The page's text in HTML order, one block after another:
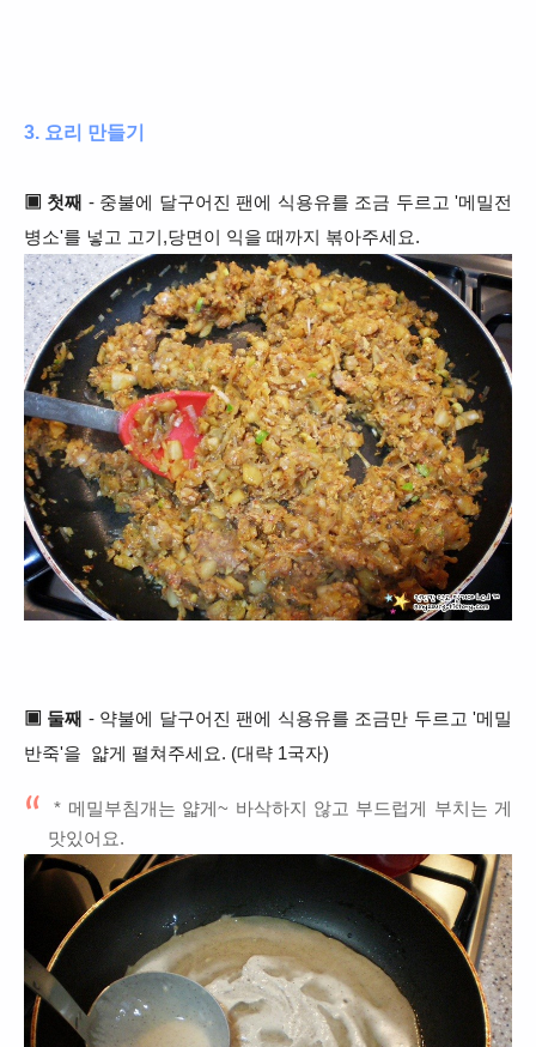
3. 요리 만들기
▣ 첫째 - 중불에 달구어진 팬에 식용유를 조금 두르고 '메밀전
병소'를 넣고 고기,당면이 익을 때까지 볶아주세요.
▣ 둘째 - 약불에 달구어진 팬에 식용유를 조금만 두르고 '메밀
반죽'을 얇게 펼쳐주세요. (대략 1국자)
* 메밀부침개는 얇게~ 바삭하지 않고 부드럽게 부치는 게
맛있어요.